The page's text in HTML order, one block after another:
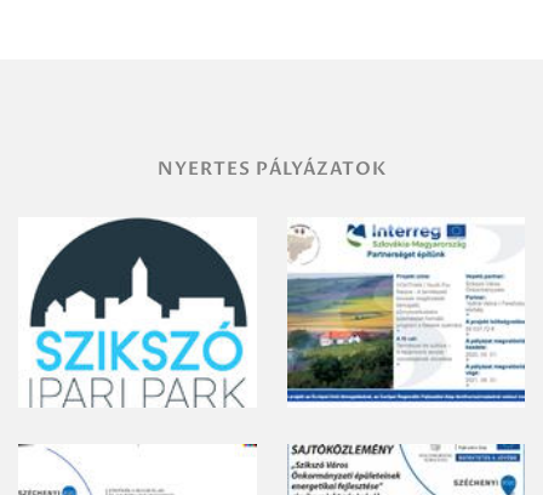
NYERTES PÁLYÁZATOK